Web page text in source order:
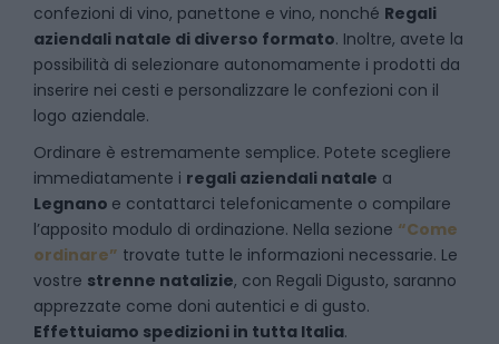
confezioni di vino, panettone e vino, nonché Regali
aziendali natale di diverso formato. Inoltre, avete la
possibilità di selezionare autonomamente i prodotti da
inserire nei cesti e personalizzare le confezioni con il
logo aziendale.
Ordinare è estremamente semplice. Potete scegliere
immediatamente i regali aziendali natale a
Legnano e contattarci telefonicamente o compilare
l’apposito modulo di ordinazione. Nella sezione “Come
ordinare” trovate tutte le informazioni necessarie. Le
vostre strenne natalizie, con Regali Digusto, saranno
apprezzate come doni autentici e di gusto.
Effettuiamo spedizioni in tutta Italia.